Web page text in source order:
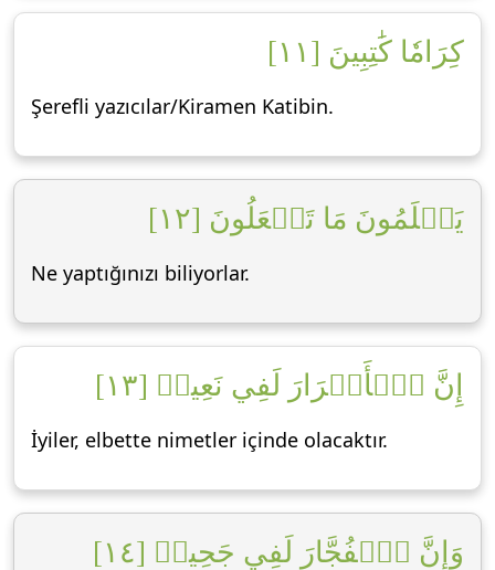
كِرَامٗا كَٰتِبِينَ [١١]
Şerefli yazıcılar/Kiramen Katibin.
يَعۡلَمُونَ مَا تَفۡعَلُونَ [١٢]
Ne yaptığınızı biliyorlar.
إِنَّ ٱلۡأَبۡرَارَ لَفِي نَعِيمٖ [١٣]
İyiler, elbette nimetler içinde olacaktır.
وَإِنَّ ٱلۡفُجَّارَ لَفِي جَحِيمٖ [١٤]